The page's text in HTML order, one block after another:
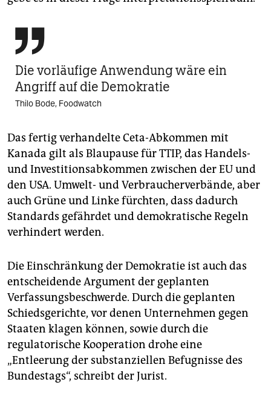

Die vorläufige Anwendung wäre ein
Angriff auf die Demokratie
Thilo Bode, Foodwatch
Das fertig verhandelte Ceta-Abkommen mit
Kanada gilt als Blaupause für TTIP, das Handels-
und Investitionsabkommen zwischen der EU und
den USA. Umwelt- und Verbraucherverbände, aber
auch Grüne und Linke fürchten, dass dadurch
Standards gefährdet und demokratische Regeln
verhindert werden.
Die Einschränkung der Demokratie ist auch das
entscheidende Argument der geplanten
Verfassungsbeschwerde. Durch die geplanten
Schiedsgerichte, vor denen Unternehmen gegen
Staaten klagen können, sowie durch die
regulatorische Kooperation drohe eine
„Entleerung der substanziellen Befugnisse des
Bundestags“, schreibt der Jurist.